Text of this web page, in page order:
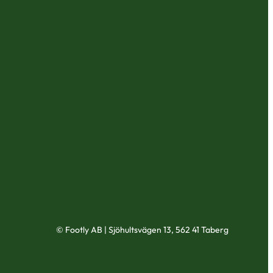
© Footly AB | Sjöhultsvägen 13, 562 41 Taberg